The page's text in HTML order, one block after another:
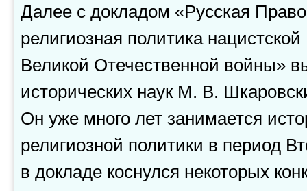
Далее с докладом «Русская
религиозная политика
Великой Отечественной войны»
исторических наук М. В.
Он уже много лет занимается
религиозной политики в период
в докладе коснулся некоторых